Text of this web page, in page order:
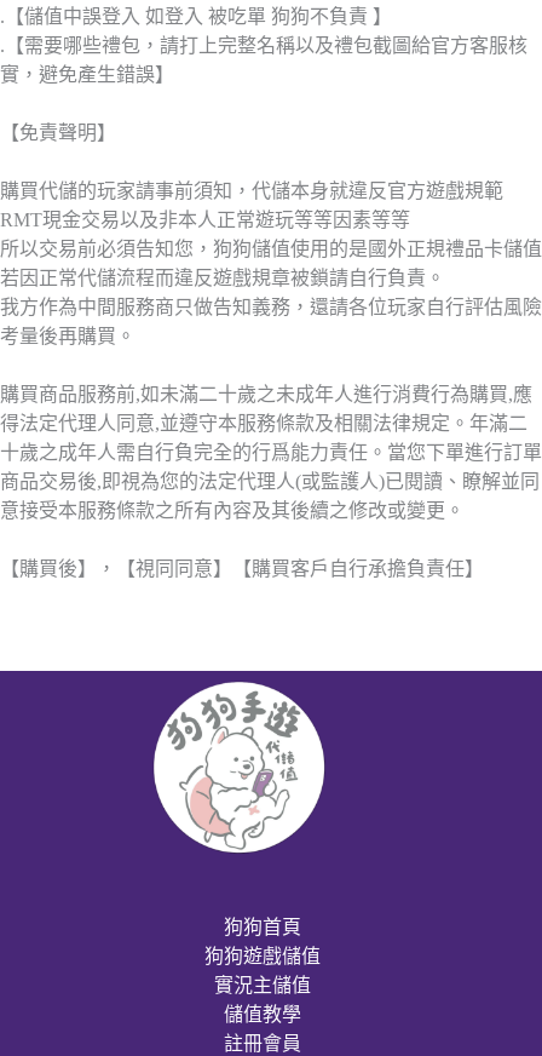
.【儲值中誤登入 如登入 被吃單 狗狗不負責 】
.【需要哪些禮包，請打上完整名稱以及禮包截圖給官方客服核
實，避免產生錯誤】
【免責聲明】
購買代儲的玩家請事前須知，代儲本身就違反官方遊戲規範
RMT現金交易以及非本人正常遊玩等等因素等等
所以交易前必須告知您，狗狗儲值使用的是國外正規禮品卡儲值
若因正常代儲流程而違反遊戲規章被鎖請自行負責。
我方作為中間服務商只做告知義務，還請各位玩家自行評估風險
考量後再購買。
購買商品服務前,如未滿二十歲之未成年人進行消費行為購買,應
得法定代理人同意,並遵守本服務條款及相關法律規定。年滿二
十歲之成年人需自行負完全的行爲能力責任。當您下單進行訂單
商品交易後,即視為您的法定代理人(或監護人)已閱讀、瞭解並同
意接受本服務條款之所有內容及其後續之修改或變更。
【購買後】，【視同同意】【購買客戶自行承擔負責任】
狗狗首頁
狗狗遊戲儲值
實況主儲值
儲值教學
註冊會員